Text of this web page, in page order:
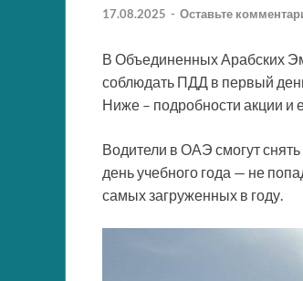
17.08.2025 - Оставьте
В Объединенных Арабских
соблюдать ПДД в первый
Ниже – подробности акции и
Водители в ОАЭ смогут
день учебного года — не
самых загруженных в году.